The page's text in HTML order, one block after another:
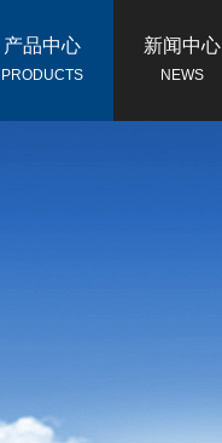
产品中心
PRODUCTS
新闻中心
NEWS